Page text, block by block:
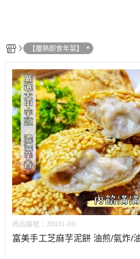
【覆熱即食年菜】
商品編號： J0031-03
富美手工芝麻芋泥餅 油煎/氣炸/